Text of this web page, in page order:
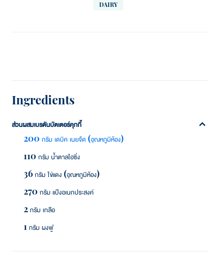
DAIRY
Ingredients
ส่วนผสมเบรตันบัตเตอร์คุกกี้
200 กรัม เดบิค เนยจืด (อุณหภูมิห้อง)
110 กรัม น้ำตาลไอซิ่ง
36 กรัม ไข่แดง (อุณหภูมิห้อง)
270 กรัม แป้งอเนกประสงค์
2 กรัม เกลือ
1 กรัม ผงฟู